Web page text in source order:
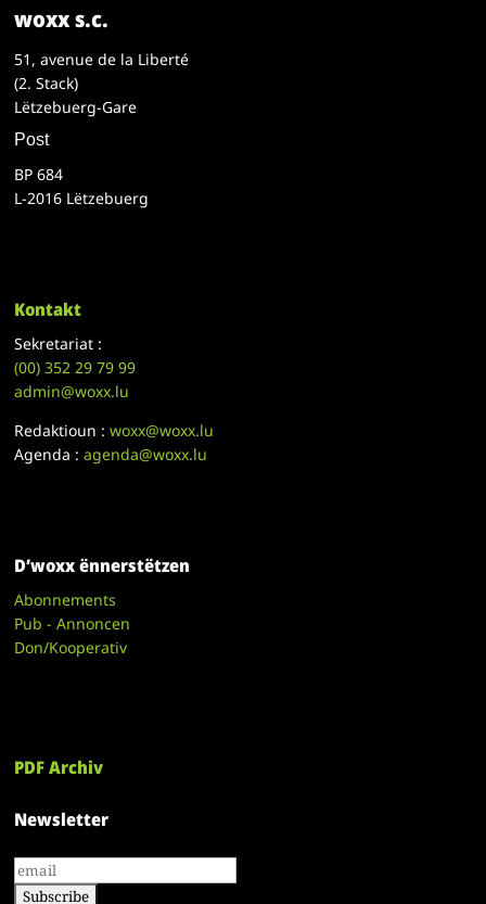
woxx s.c.
51, avenue de la Liberté
(2. Stack)
Lëtzebuerg-Gare
Post
BP 684
L-2016 Lëtzebuerg
Kontakt
Sekretariat :
(00)352 29 79 99
admin@woxx.lu
Redaktioun :woxx@woxx.lu
Agenda :agenda@woxx.lu
D’woxx ënnerstëtzen
Abonnements
Pub - Annoncen
Don/Kooperativ
PDF Archiv
Newsletter